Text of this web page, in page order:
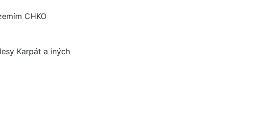
CHKO
Karpát a iných